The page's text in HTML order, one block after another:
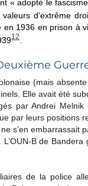
« adopté le
d’extrême
1936 en prison à
12
(mais
Elle avait été
par Andrei
par leurs positions
s’en embarrassait
B de
de la police